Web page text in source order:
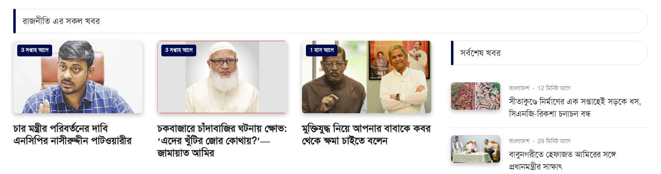
রাজনীতি এর সকল খবর
3 সপ্তাহ আগে
চার মন্ত্রীর পরিবর্তনের দাবি
এনসিপির নাসীরুদ্দীন পাটওয়ারীর
3 সপ্তাহ আগে
চকবাজারে চাঁদাবাজির ঘটনায় ক্ষোভ:
‘এদের খুঁটির জোর কোথায়?’—
জামায়াত আমির
1 মাস আগে
মুক্তিযুদ্ধ নিয়ে আপনার বাবাকে কবর
থেকে ক্ষমা চাইতে বলেন
সর্বশেষ খবর
বাংলাদেশ - 12 মিনিট আগে
সীতাকুণ্ডে নির্মাণের এক সপ্তাহেই সড়কে ধস,
সিএনজি-রিকশা চলাচল বন্ধ
বাংলাদেশ - 29 মিনিট আগে
বাবুনগরীতে হেফাজত আমিরের সঙ্গে
প্রধানমন্ত্রীর সাক্ষাৎ